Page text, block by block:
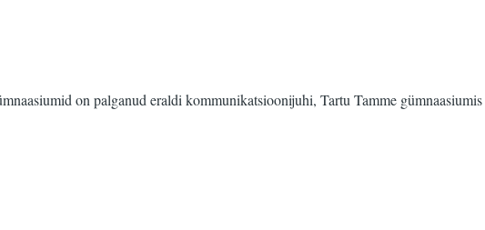
on palganud eraldi kommunikatsioonijuhi, Tartu Tamme gümnaasiumis